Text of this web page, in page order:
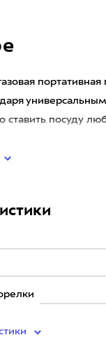
ставить посуду